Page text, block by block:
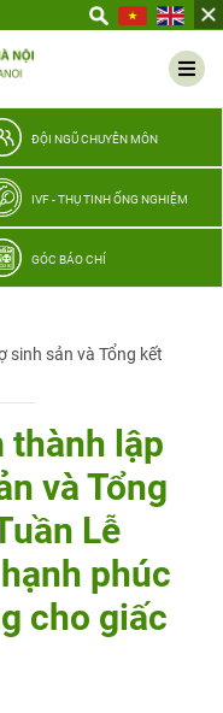
ĐỘI NGŨ CHUYÊN MÔN
IVF - THỤ TINH ỐNG NGHIỆM
GÓC BÁO CHÍ
sinh sản và Tổng kết
thành lập
và Tổng
Lễ
phúc
cho giấc